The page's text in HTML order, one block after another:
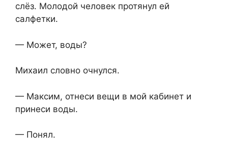
слёз. Молодой человек протянул ей
салфетки.
— Может, воды?
Михаил словно очнулся.
— Максим, отнеси вещи в мой кабинет и
принеси воды.
— Понял.